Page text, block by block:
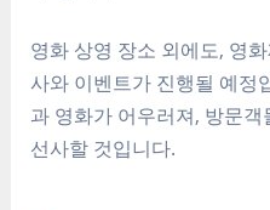
영화 상영 장소 외에도, 영
사와 이벤트가 진행될 예정
과 영화가 어우러져, 방문
선사할 것입니다.